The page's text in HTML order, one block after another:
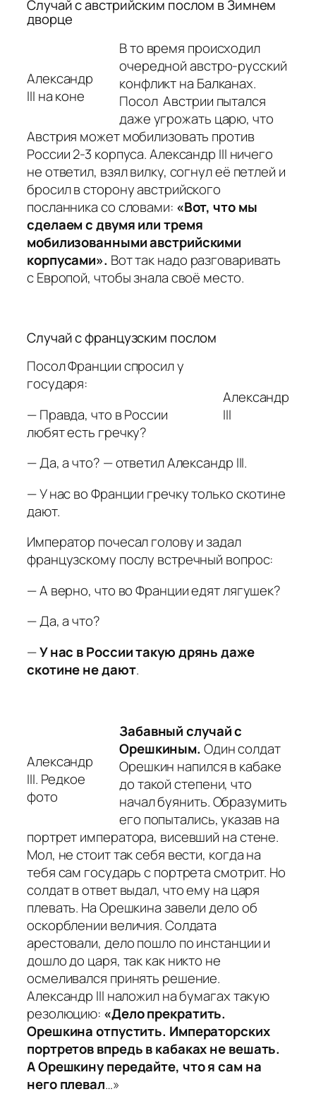
Случай с австрийским послом в Зимнем
дворце
Александр
III на коне
В то время происходил
очередной австро-русский
конфликт на Балканах.
Посол Австрии пытался
даже угрожать царю, что
Австрия может мобилизовать против
России 2-3 корпуса. Александр III ничего
не ответил, взял вилку, согнул её петлей и
бросил в сторону австрийского
посланника со словами: «Вот, что мы
сделаем с двумя или тремя
мобилизованными австрийскими
корпусами». Вот так надо разговаривать
с Европой, чтобы знала своё место.
Случай с французским послом
Александр
III
Посол Франции спросил у
государя:
— Правда, что в России
любят есть гречку?
— Да, а что? — ответил Александр III.
— У нас во Франции гречку только скотине
дают.
Император почесал голову и задал
французскому послу встречный вопрос:
— А верно, что во Франции едят лягушек?
— Да, а что?
—У нас в России такую дрянь даже
скотине не дают.
Александр
III. Редкое
фото
Забавный случай с
Орешкиным. Один солдат
Орешкин напился в кабаке
до такой степени, что
начал буянить. Образумить
его попытались, указав на
портрет императора, висевший на стене.
Мол, не стоит так себя вести, когда на
тебя сам государь с портрета смотрит. Но
солдат в ответ выдал, что ему на царя
плевать. На Орешкина завели дело об
оскорблении величия. Солдата
арестовали, дело пошло по инстанции и
дошло до царя, так как никто не
осмеливался принять решение.
Александр III наложил на бумагах такую
резолюцию: «Дело прекратить.
Орешкина отпустить. Императорских
портретов впредь в кабаках не вешать.
А Орешкину передайте, что я сам на
него плевал…»